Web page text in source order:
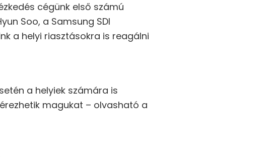
cégünk első számú
Soo, a Samsung SDI
a helyi riasztásokra is reagálni
a helyiek számára is
magukat – olvasható a